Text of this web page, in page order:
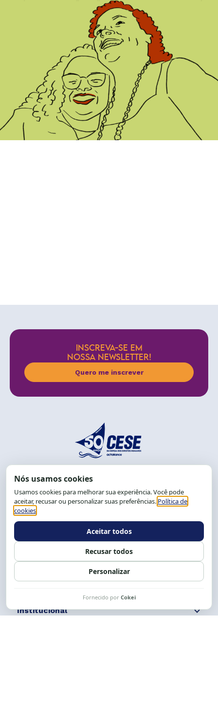
INSCREVA-SE EM
NOSSA NEWSLETTER!
Quero me inscrever
End.: R. da Graça, 150. Graça
CEP: 40.150-055
Salvador-BA, Brasil.
Tel.: (71) 2104-5457, Cel.: (71) 9 9239-2104 ou 2105
Expediente: 8h às 12h e 13 às 17h.
Siga nossas redes Fale conosco
Institucional